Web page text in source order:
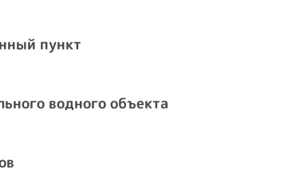
пункт
водного объекта